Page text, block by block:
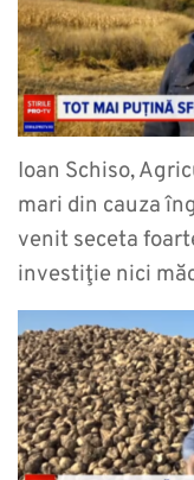
Ioan Schiso,
mari din cauza
venit seceta
investiţie nici